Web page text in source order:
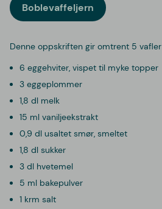
Boblevaffeljern
Denne oppskriften gir omtrent 5 vafler
6 eggehviter, vispet til myke topper
3 eggeplommer
1,8 dl melk
15 ml vaniljeekstrakt
0,9 dl usaltet smør, smeltet
1,8 dl sukker
3 dl hvetemel
5 ml bakepulver
1 krm salt